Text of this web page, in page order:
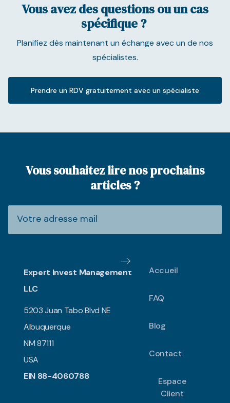
Vous avez des questions ou un cas
spécifique ?
Planifiez dès maintenant un échange avec un de nos
spécialistes.
Prendre un RDV gratuitement avec un spécialiste
Vous souhaitez lire nos prochains
articles ?
Expert Invest Management
LLC
5203 Juan Tabo Blvd NE
Albuquerque
NM 87111
USA
EIN 88-4060788
Accueil
FAQ
Blog
Contact
Espace
Client